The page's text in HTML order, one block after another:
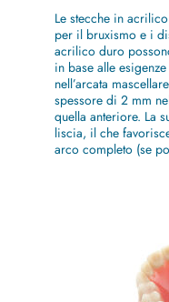
Le stecche in
per il bruxismo e i
acrilico duro
in base alle
nell’arcata
spessore di 2 mm
quella anteriore. La
liscia, il che
arco completo (se